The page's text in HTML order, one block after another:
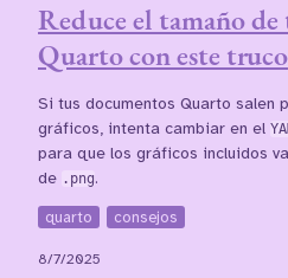
Reduce el tamaño
Quarto con este truco
Si tus documentos Quarto salen
gráficos, intenta cambiar en el
para que los gráficos incluidos
de .png.
quarto consejos
8/7/2025